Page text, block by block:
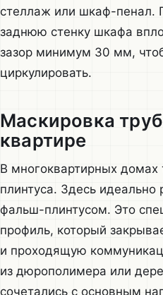
стеллаж или шкаф-пенал.
заднюю стенку шкафа
зазор минимум 30 мм,
циркулировать.
Маскировка
квартире
В многоквартирных домах
плинтуса. Здесь идеально
фальш-плинтусом. Это
профиль, который
и проходящую
из дюрополимера или
сочетались с основным